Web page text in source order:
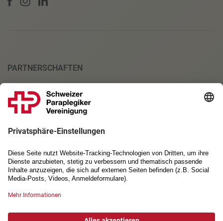
PARTNERSCHAFTEN